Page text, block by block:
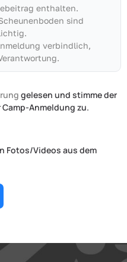
enthalten.
sind
verbindlich,
gelesen und stimme der
Anmeldung zu.
Fotos/Videos aus dem